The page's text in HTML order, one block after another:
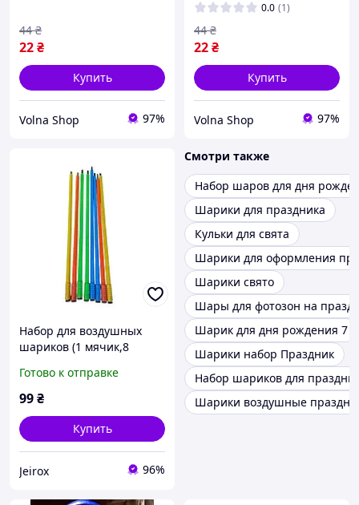
22₴
44 ₴
Купить
Volna Shop 97%
0.0 (1)
22₴
44 ₴
Купить
Volna Shop 97%
Набор для воздушных
шариков (1 мячик,8
разноцветный
Готово к отправке
99₴
Купить
Jeirox 96%
Смотри также
Набор шаров для дня
Шарики для праздника
Кульки для свята
Шарики для оформления
Шарики свято
Шары для фотозон на
Шарик для дня рождения 7
Шарики набор Праздник
Набор шариков для
Шарики воздушные